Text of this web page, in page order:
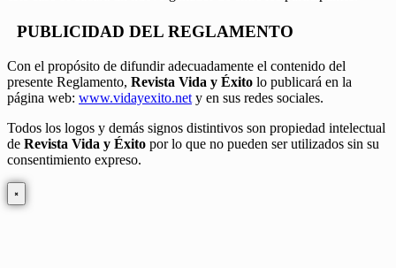
PUBLICIDAD DEL REGLAMENTO
Con el propósito de difundir adecuadamente el contenido del
presente Reglamento, Revista Vida y Éxito lo publicará en la
página web: www.vidayexito.net y en sus redes sociales.
Todos los logos y demás signos distintivos son propiedad intelectual
de Revista Vida y Éxito por lo que no pueden ser utilizados sin su
consentimiento expreso.
×